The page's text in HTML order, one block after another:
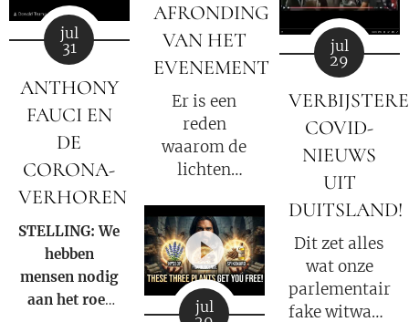
jul
31
ANTHONY
FAUCI EN
DE
CORONA-
VERHOREN
STELLING: We
hebben
mensen nodig
aan het roer
AFRONDING
VAN HET
EVENEMENT
Er is een
reden
waarom de
lichten
satellieten
verschuiven
en de
datastromen
worden
jul
jul
29
COVID-
NIEUWS
UIT
DUITSLAND!
Dit zet alles
wat onze
parlementaire
fake witwas-